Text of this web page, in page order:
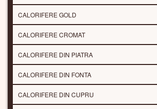
CALORIFERE GOLD
CALORIFERE CROMAT
CALORIFERE DIN PIATRA
CALORIFERE DIN FONTA
CALORIFERE DIN CUPRU